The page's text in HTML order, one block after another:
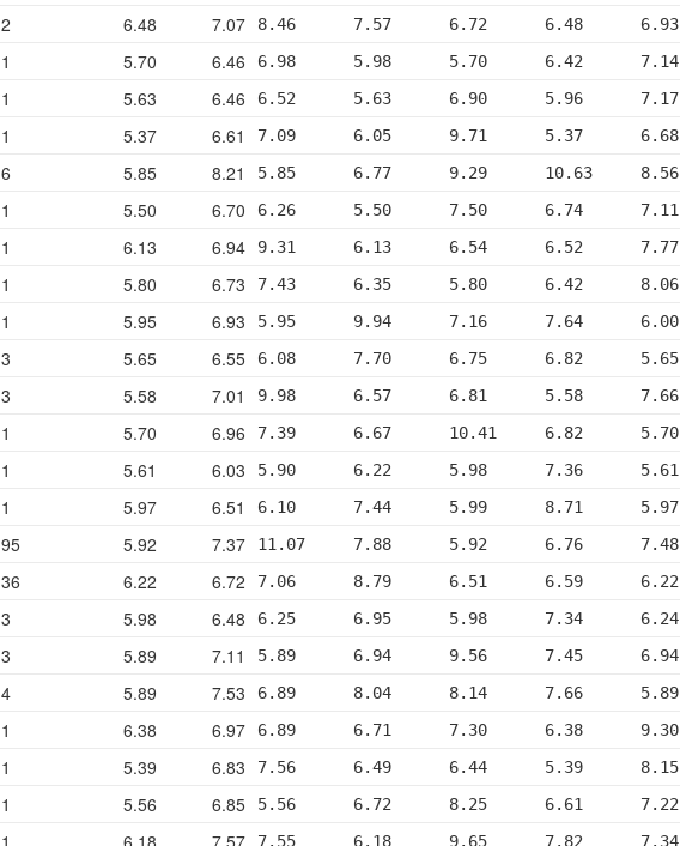
2 6.48 7.07 8.46      7.57      6.72      6.48      6.93
1 5.70 6.46 6.98      5.98      5.70      6.42      7.14
1 5.63 6.46 6.52      5.63      6.90      5.96      7.17
1 5.37 6.61 7.09      6.05      9.71      5.37      6.68
6 5.85 8.21 5.85      6.77      9.29      10.63     8.56
1 5.50 6.70 6.26      5.50      7.50      6.74      7.11
1 6.13 6.94 9.31      6.13      6.54      6.52      7.77
1 5.80 6.73 7.43      6.35      5.80      6.42      8.06
1 5.95 6.93 5.95      9.94      7.16      7.64      6.00
3 5.65 6.55 6.08      7.70      6.75      6.82      5.65
3 5.58 7.01 9.98      6.57      6.81      5.58      7.66
1 5.70 6.96 7.39      6.67      10.41     6.82      5.70
1 5.61 6.03 5.90      6.22      5.98      7.36      5.61
1 5.97 6.51 6.10      7.44      5.99      8.71      5.97
95 5.92 7.37 11.07     7.88      5.92      6.76      7.48
36 6.22 6.72 7.06      8.79      6.51      6.59      6.22
3 5.98 6.48 6.25      6.95      5.98      7.34      6.24
3 5.89 7.11 5.89      6.94      9.56      7.45      6.94
4 5.89 7.53 6.89      8.04      8.14      7.66      5.89
1 6.38 6.97 6.89      6.71      7.30      6.38      9.30
1 5.39 6.83 7.56      6.49      6.44      5.39      8.15
1 5.56 6.85 5.56      6.72      8.25      6.61      7.22
1 6.18 7.57 7.55      6.18      9.65      7.82      7.34